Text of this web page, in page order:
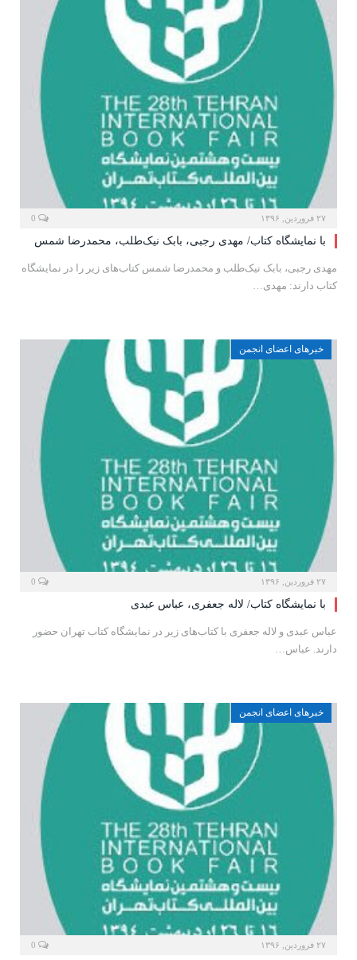
۲۷ فروردین, ۱۳۹۶
با نمایشگاه کتاب/ مهدی رجبی، بابک نیک‌طلب، محمدرضا شمس
مهدی رجبی، بابک نیک‌طلب و محمدرضا شمس کتاب‌های زیر را در نمایشگاه
کتاب دارند: مهدی…
خبرهای اعضای انجمن
۲۷ فروردین, ۱۳۹۶
با نمایشگاه کتاب/ لاله جعفری، عباس عبدی
عباس عبدی و لاله جعفری با کتاب‌های زیر در نمایشگاه کتاب تهران حضور
دارند. عباس…
خبرهای اعضای انجمن
۲۷ فروردین, ۱۳۹۶